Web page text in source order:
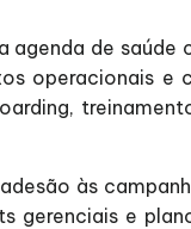
agenda de
operacionais
às
gerenciais e